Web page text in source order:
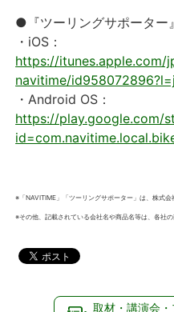
●『ツーリングサポーター
・iOS：
https://
navitime/
・Android OS：
https://play.google.com/
※「NAVITIME」「ツーリングサポーター」は、株式会
※その他、記載されている会社名や商品名等は、各社の
取材・講演会